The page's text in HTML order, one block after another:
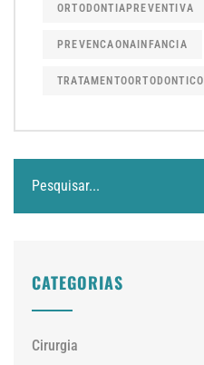
ORTODONTIAPREVENTIVA
PREVENCAONAINFANCIA
TRATAMENTOORTODONTICO
CATEGORIAS
Cirurgia